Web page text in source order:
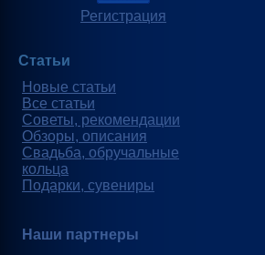
Регистрация
Статьи
Новые статьи
Все статьи
Советы, рекомендации
Обзоры, описания
Свадьба, обручальные
кольца
Подарки, сувениры
Наши партнеры